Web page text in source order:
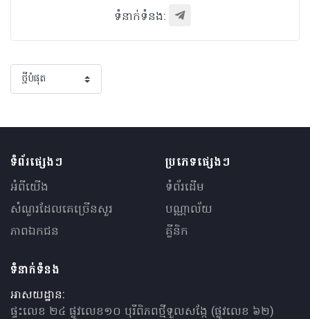
ទំនាក់ទំនង:
ទំព័រផ្សេងៗ
អំពីយើង
សំណួរ​ដែលគេ​ច្រើន​សួរ
ភាពឯកជន
ប្រភេទផ្សេងៗ
ទំព័រដើម
បណ្ណាល័យ
គ្លីនិក
ទំនាក់ទំនង
អាសយដ្ឋាន:
ផ្ទះលេខ ២៤ ផ្លូវលេខ១០ បុរីពិភពថ្មីទួលសង្កែ (ផ្លូវលេខ ៦២)